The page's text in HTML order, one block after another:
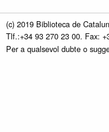
(c) 2019 Biblioteca de
Tlf.:+34 93 270 23 00. Fax:
Per a qualsevol dubte o